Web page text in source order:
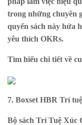
trong những chuyên
quyển sách này hứa
yêu thích OKRs.
Tìm hiểu chi tiết về
7. Boxset HBR Trí
Bộ sách Trí Tuệ Xúc